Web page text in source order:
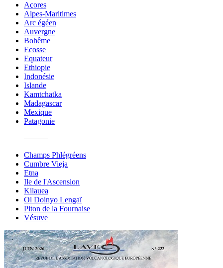
Açores
Alpes-Maritimes
Arc égéen
Auvergne
Bohême
Ecosse
Equateur
Ethiopie
Indonésie
Islande
Kamtchatka
Madagascar
Mexique
Patagonie
———
Champs Phlégréens
Cumbre Vieja
Etna
Ile de l'Ascension
Kilauea
Ol Doinyo Lengaï
Piton de la Fournaise
Vésuve